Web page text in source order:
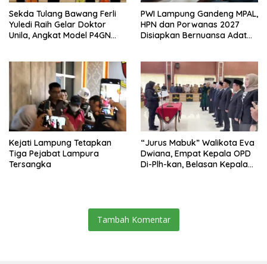
Sekda Tulang Bawang Ferli
Yuledi Raih Gelar Doktor
Unila, Angkat Model P4GN
PWI Lampung Gandeng MPAL,
HPN dan Porwanas 2027
Disiapkan Bernuansa Adat
Kejati Lampung Tetapkan
Tiga Pejabat Lampura
Tersangka
“Jurus Mabuk” Walikota Eva
Dwiana, Empat Kepala OPD
Di-Plh-kan, Belasan Kepala
Tambah Komentar